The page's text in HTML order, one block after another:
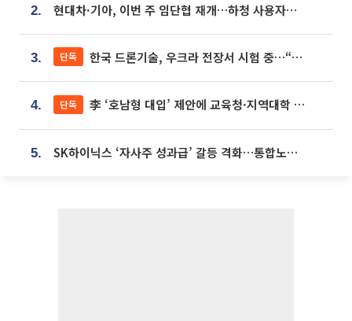
2. 현대차·기아, 이번 주 임단협 재개…하청 사용자성 재심도 ‘변수’
3. 단독 한국 드론기술, 우크라 전장서 시험 중…“스타트업 여러 곳 참여”
4. 단독 李 ‘호남형 대입’ 제안에 교육청·지역대학 서·논술형 입시 연계 '착수'
5. SK하이닉스 ‘자사주 성과급’ 갈등 격화…통합노조 출범 움직임